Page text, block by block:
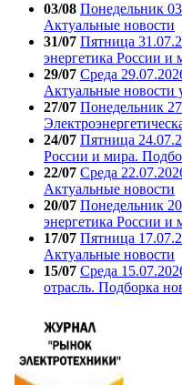
03/08 Понедельник
Актуальные новости
31/07 Пятница
энергетика России и
29/07 Среда
Актуальные новости
27/07 Понедельник
24/07 Пятница
России и мира.
22/07 Среда
Актуальные новости
20/07 Понедельник
энергетика России и
17/07 Пятница
Актуальные новости
15/07 Среда
отрасль. Подборка